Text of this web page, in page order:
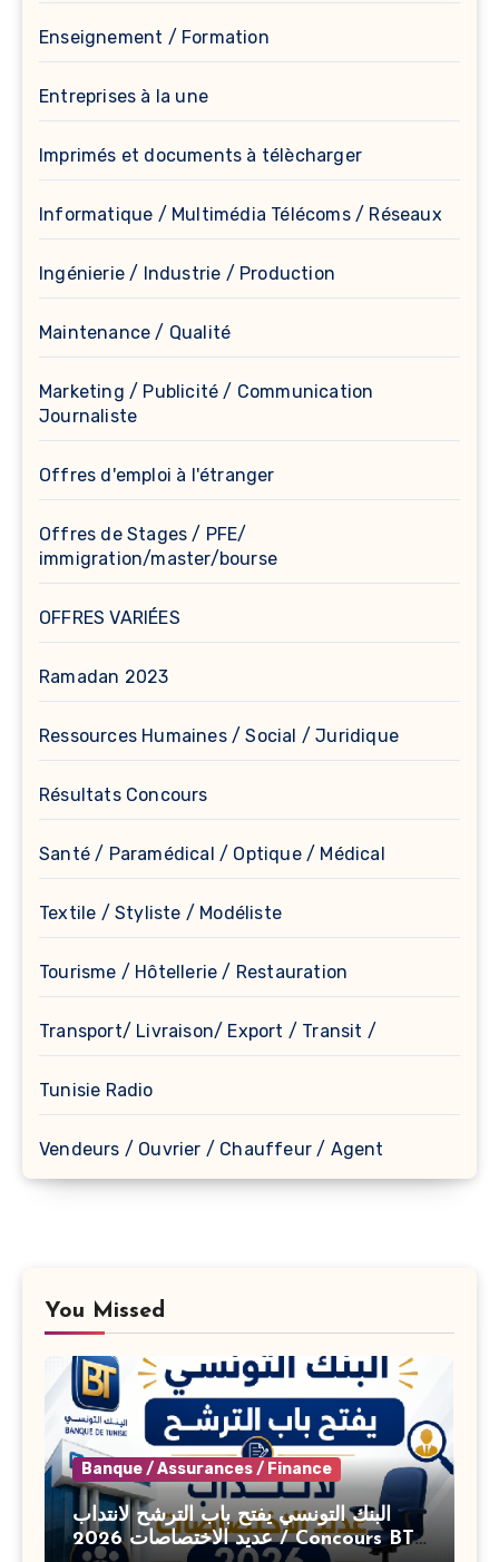
Enseignement / Formation
Entreprises à la une
Imprimés et documents à télècharger
Informatique / Multimédia Télécoms / Réseaux
Ingénierie / Industrie / Production
Maintenance / Qualité
Marketing / Publicité / Communication
Journaliste
Offres d'emploi à l'étranger
Offres de Stages / PFE/
immigration/master/bourse
OFFRES VARIÉES
Ramadan 2023
Ressources Humaines / Social / Juridique
Résultats Concours
Santé / Paramédical / Optique / Médical
Textile / Styliste / Modéliste
Tourisme / Hôtellerie / Restauration
Transport/ Livraison/ Export / Transit /
Tunisie Radio
Vendeurs / Ouvrier / Chauffeur / Agent
You Missed
Banque / Assurances / Finance
البنك التونسي يفتح باب الترشح لانتداب
عديد الاختصاصات 2026 / Concours BT